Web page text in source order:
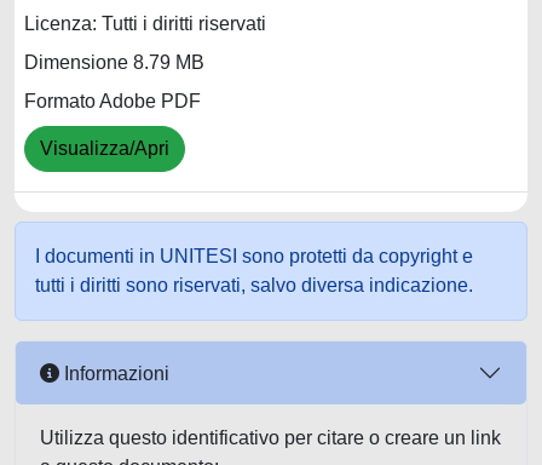
Licenza: Tutti i diritti riservati
Dimensione 8.79 MB
Formato Adobe PDF
Visualizza/Apri
I documenti in UNITESI sono protetti da copyright e
tutti i diritti sono riservati, salvo diversa indicazione.
Informazioni
Utilizza questo identificativo per citare o creare un link